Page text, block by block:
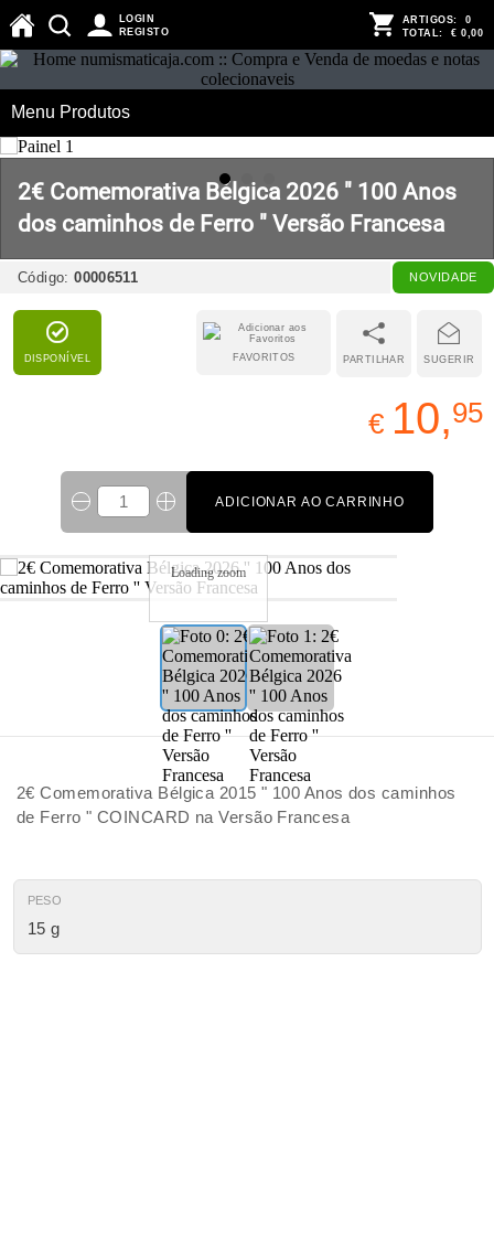
LOGIN
REGISTO
ARTIGOS: 0
TOTAL: € 0,00
Menu Produtos
2€ Comemorativa Bélgica 2026 " 100 Anos
dos caminhos de Ferro " Versão Francesa
Código:00006511 NOVIDADE
DISPONÍVEL SUGERIR
PARTILHAR
FAVORITOS
€ 10,95
ADICIONAR AO CARRINHO
Loading zoom
2€ Comemorativa Bélgica 2015 " 100 Anos dos caminhos
de Ferro " COINCARD na Versão Francesa
PESO
15 g